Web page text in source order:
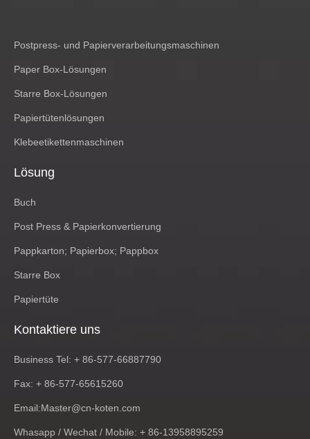
Hardcover Bücher Lösungen
Spiralbindebücher Lösungen
Büroausstattung
Postpress- und Papierverarbeitungsmaschinen
Paper Box-Lösungen
Starre Box-Lösungen
Papiertütenlösungen
Klebeetikettenmaschinen
Lösung
Buch
Post Press & Papierkonvertierung
Pappkarton; Papierbox; Pappbox
Starre Box
Papiertüte
Kontaktiere uns